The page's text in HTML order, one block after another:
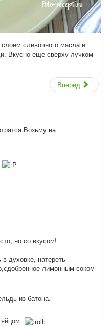
сливочного масла и
Вкусно еще сверху лучком
Вперед
у на
но со вкусом!
духовке, натереть
ное лимонным соком
ьдь из батона.